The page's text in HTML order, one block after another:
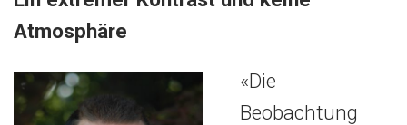
Atmosphäre
«Die
Beobachtung